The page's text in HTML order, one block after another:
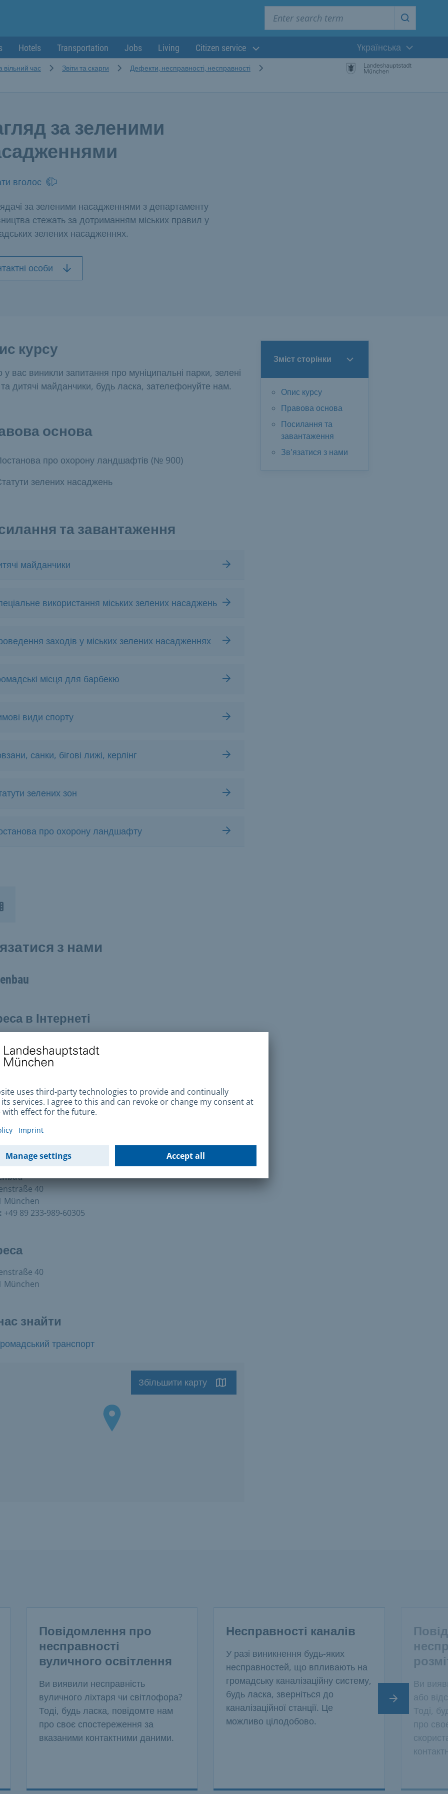
Start
Hotels Transportation Jobs Living Citizen service
Поточна мова:
Yкраїнська
вільний час Звіти та скарги
Дефекти, несправності, несправності
за зеленими
вголос
за зеленими насадженнями з департаменту
стежать за дотриманням міських правил у
зелених насадженнях.
особи
Зміст сторінки
Опис курсу
Правова основа
Посилання та
завантаження
Зв'язатися з нами
курсу
вас виникли запитання про муніципальні парки, зелені
дитячі майданчики, будь ласка, зателефонуйте нам.
основа
про охорону ландшафтів (№ 900)
зелених насаджень
та завантаження
майданчики
використання міських зелених насаджень
заходів у міських зелених насадженнях
місця для барбекю
види спорту
санки, бігові лижі, керлінг
зелених зон
про охорону ландшафту
з нами
в Інтернеті
89 233-727656
89 233-727656
адреса
40
München
+49 89 233-989-60305
40
München
знайти
транспорт
Збільшити карту
Повідомлення про
несправності
вуличного освітлення
Ви виявили несправність
вуличного ліхтаря чи світлофора?
Тоді, будь ласка, повідомте нам
про своє спостереження за
вказаними контактними даними.
Несправності каналів
У разі виникнення будь-яких
несправностей, що впливають на
громадську каналізаційну систему,
будь ласка, зверніться до
каналізаційної станції. Це
можливо цілодобово.
Ви
або
Тоді,
про
Наступний